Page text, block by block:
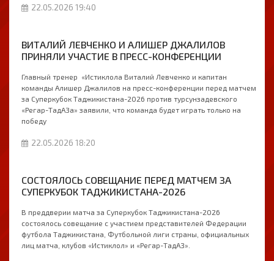
22.05.2026 19:40
ВИТАЛИЙ ЛЕВЧЕНКО И АЛИШЕР ДЖАЛИЛОВ
ПРИНЯЛИ УЧАСТИЕ В ПРЕСС-КОНФЕРЕНЦИИ
Главный тренер «Истиклола Виталий Левченко и капитан
команды Алишер Джалилов на пресс-конференции перед матчем
за Суперкубок Таджикистана-2026 против турсунзадевского
«Регар-ТадАЗа» заявили, что команда будет играть только на
победу
22.05.2026 18:20
СОСТОЯЛОСЬ СОВЕЩАНИЕ ПЕРЕД МАТЧЕМ ЗА
СУПЕРКУБОК ТАДЖИКИСТАНА-2026
В преддверии матча за Суперкубок Таджикистана-2026
состоялось совещание с участием представителей Федерации
футбола Таджикистана, Футбольной лиги страны, официальных
лиц матча, клубов «Истиклол» и «Регар-ТадАЗ».